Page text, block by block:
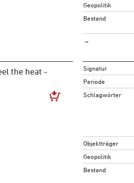
Geopolitik
Bestand
→
the heat -
Signatur
Periode
Schlagwörter
Objektträger
Geopolitik
Bestand